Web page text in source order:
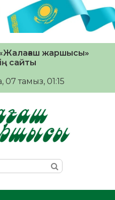
жаршысы»
сайты
07 тамыз, 01:15